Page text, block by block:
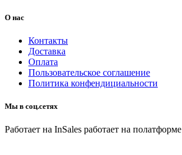
О нас
Контакты
Доставка
Оплата
Пользовательское соглашение
Политика конфендициальности
Мы в соц.сетях
Работает на InSales работает на полатформе